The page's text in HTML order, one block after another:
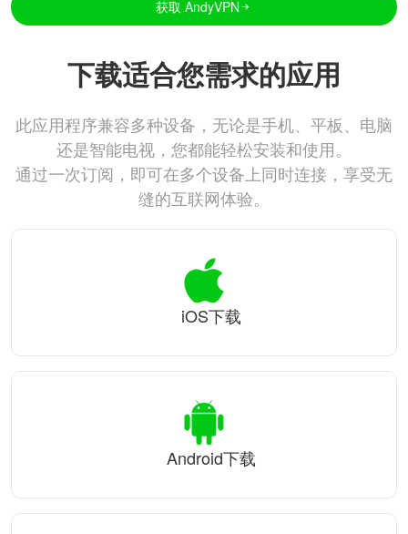
获取 AndyVPN
下载适合您需求的应用
此应用程序兼容多种设备，无论是手机、平板、电脑
还是智能电视，您都能轻松安装和使用。
通过一次订阅，即可在多个设备上同时连接，享受无
缝的互联网体验。
iOS下载
Android下载